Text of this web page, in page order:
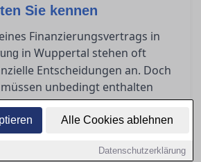
Alle Cookies ablehnen
Datenschutzerklärung
Sie kennen
Finanzierungsvertrags in
in Wuppertal stehen oft
Entscheidungen an. Doch
unbedingt enthalten
abgesichert zu sein? Viele
unsicher, was
bedeuten oder
möglich ist. Diese